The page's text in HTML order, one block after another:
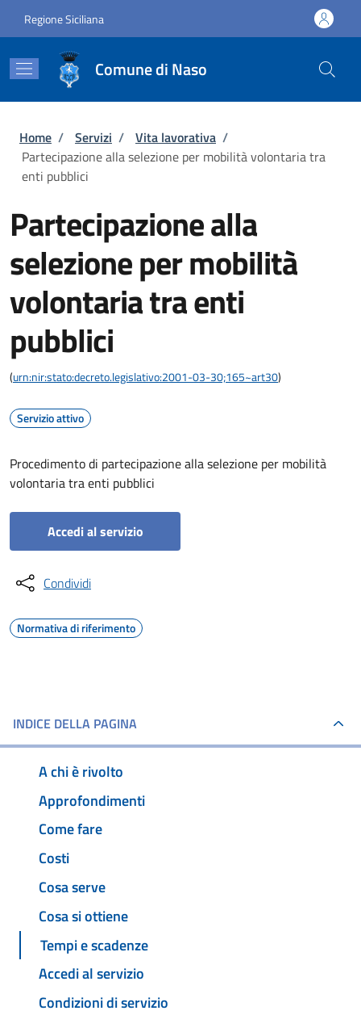
Regione Siciliana
Comune di Naso
Briciole di pane
Home / Servizi / Vita lavorativa /
Partecipazione alla selezione per mobilità volontaria tra
enti pubblici
Partecipazione alla
selezione per mobilità
volontaria tra enti
pubblici
(urn:nir:stato:decreto.legislativo:2001-03-30;165~art30)
Servizio attivo
Procedimento di partecipazione alla selezione per mobilità
volontaria tra enti pubblici
Accedi al servizio
Condividi
Normativa di riferimento
INDICE DELLA PAGINA
A chi è rivolto
Approfondimenti
Come fare
Costi
Cosa serve
Cosa si ottiene
Tempi e scadenze
Accedi al servizio
Condizioni di servizio